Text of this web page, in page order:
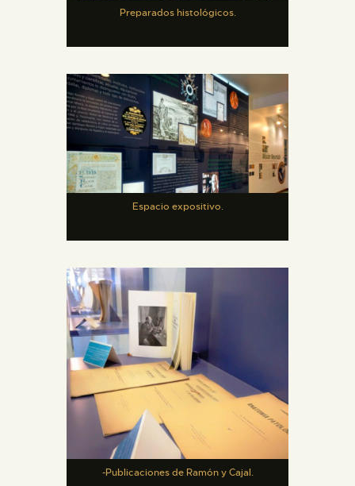
Preparados histológicos.
Espacio expositivo.
-Publicaciones de Ramón y Cajal.